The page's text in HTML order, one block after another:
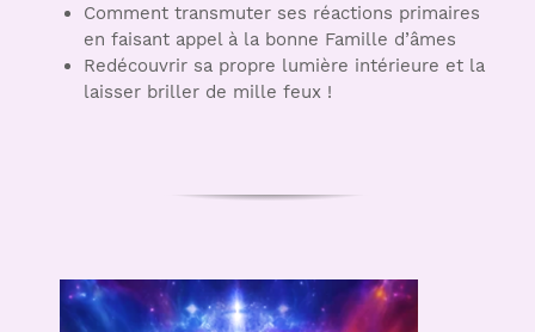
Comment transmuter ses réactions primaires
en faisant appel à la bonne Famille d’âmes
Redécouvrir sa propre lumière intérieure et la
laisser briller de mille feux !